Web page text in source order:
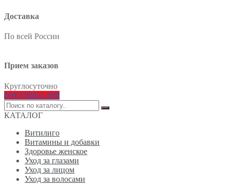
Доставка
По всей России
Прием заказов
Круглосуточно
8(967)608-5-608
Поиск
по:
КАТАЛОГ
Витилиго
Витамины и добавки
Здоровье женское
Уход за глазами
Уход за лицом
Уход за волосами